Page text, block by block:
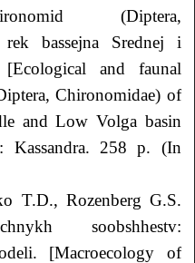
(Diptera,
bassejna Srednej i
and faunal
Chironomidae) of
and Low Volga basin
Kassandra. 258 p. (In
T.D., Rozenberg G.S.
soobshhestv:
[Macroecology of